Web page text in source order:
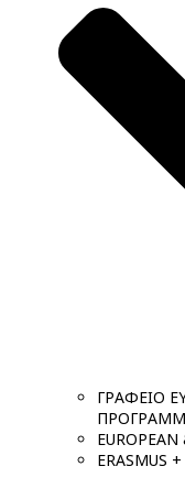
ΓΡΑΦΕΙΟ
ERASMUS +